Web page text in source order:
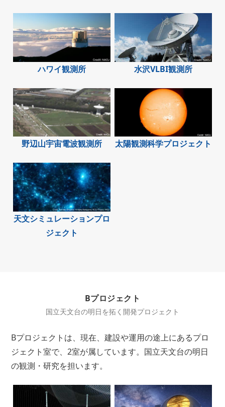
ハワイ観測所 水沢VLBI観測所
野辺山宇宙電波観測所 太陽観測科学プロジェクト
天文シミュレーションプロ
ジェクト
Bプロジェクト
国立天文台の明日を拓く開発プロジェクト
Bプロジェクトは、現在、建設や運用の途上にあるプロ
ジェクト室で、2室が属しています。国立天文台の明日
の観測・研究を担います。